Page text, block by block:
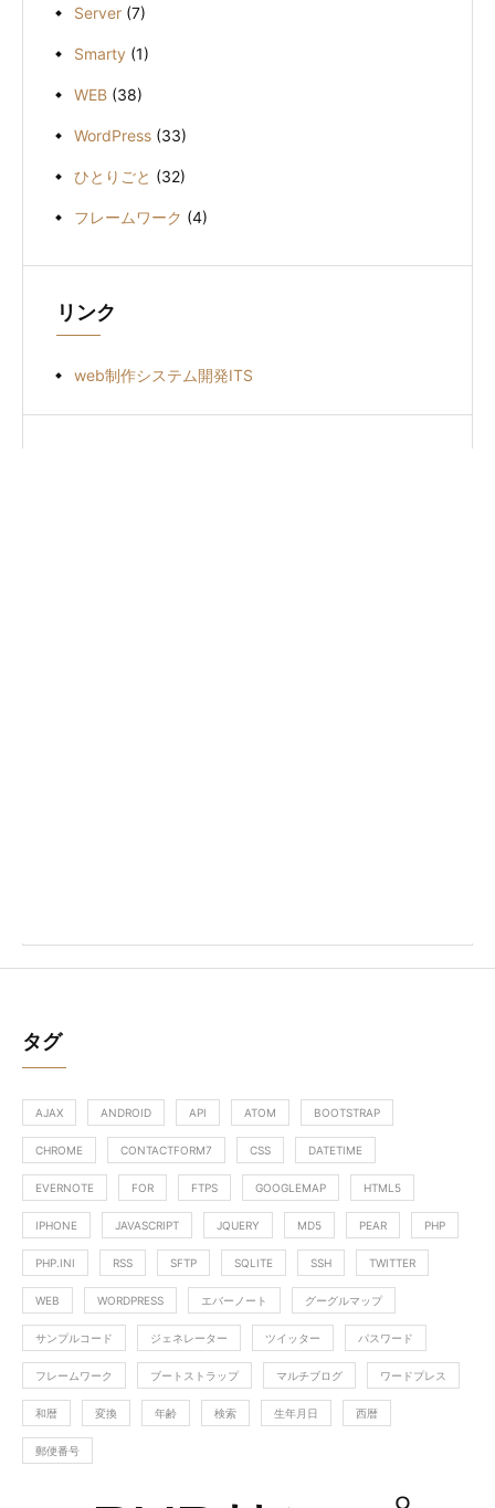
Server (7)
Smarty (1)
WEB (38)
WordPress (33)
ひとりごと (32)
フレームワーク (4)
リンク
web制作システム開発ITS
タグ
AJAX ANDROID API ATOM BOOTSTRAP
CHROME CONTACTFORM7 CSS DATETIME
EVERNOTE FOR FTPS GOOGLEMAP HTML5
IPHONE JAVASCRIPT JQUERY MD5 PEAR PHP
PHP.INI RSS SFTP SQLITE SSH TWITTER
WEB WORDPRESS エバーノート グーグルマップ
サンプルコード ジェネレーター ツイッター パスワード
フレームワーク ブートストラップ マルチブログ ワードプレス
和暦 変換 年齢 検索 生年月日 西暦
郵便番号